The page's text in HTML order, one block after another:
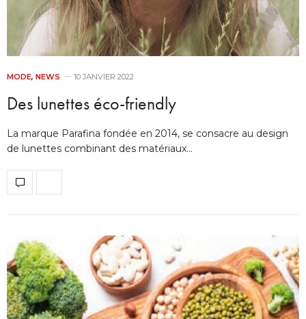
MODE, NEWS 10 JANVIER 2022
Des lunettes éco-friendly
La marque Parafina fondée en 2014, se consacre au design
de lunettes combinant des matériaux…